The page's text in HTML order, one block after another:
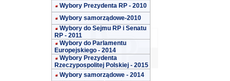
Wybory Prezydenta RP - 2010
Wybory samorządowe-2010
Wybory do Sejmu RP i Senatu
RP - 2011
Wybory do Parlamentu
Europejskiego - 2014
Wybory Prezydenta
Rzeczypospolitej Polskiej - 2015
Wybory samorządowe - 2014